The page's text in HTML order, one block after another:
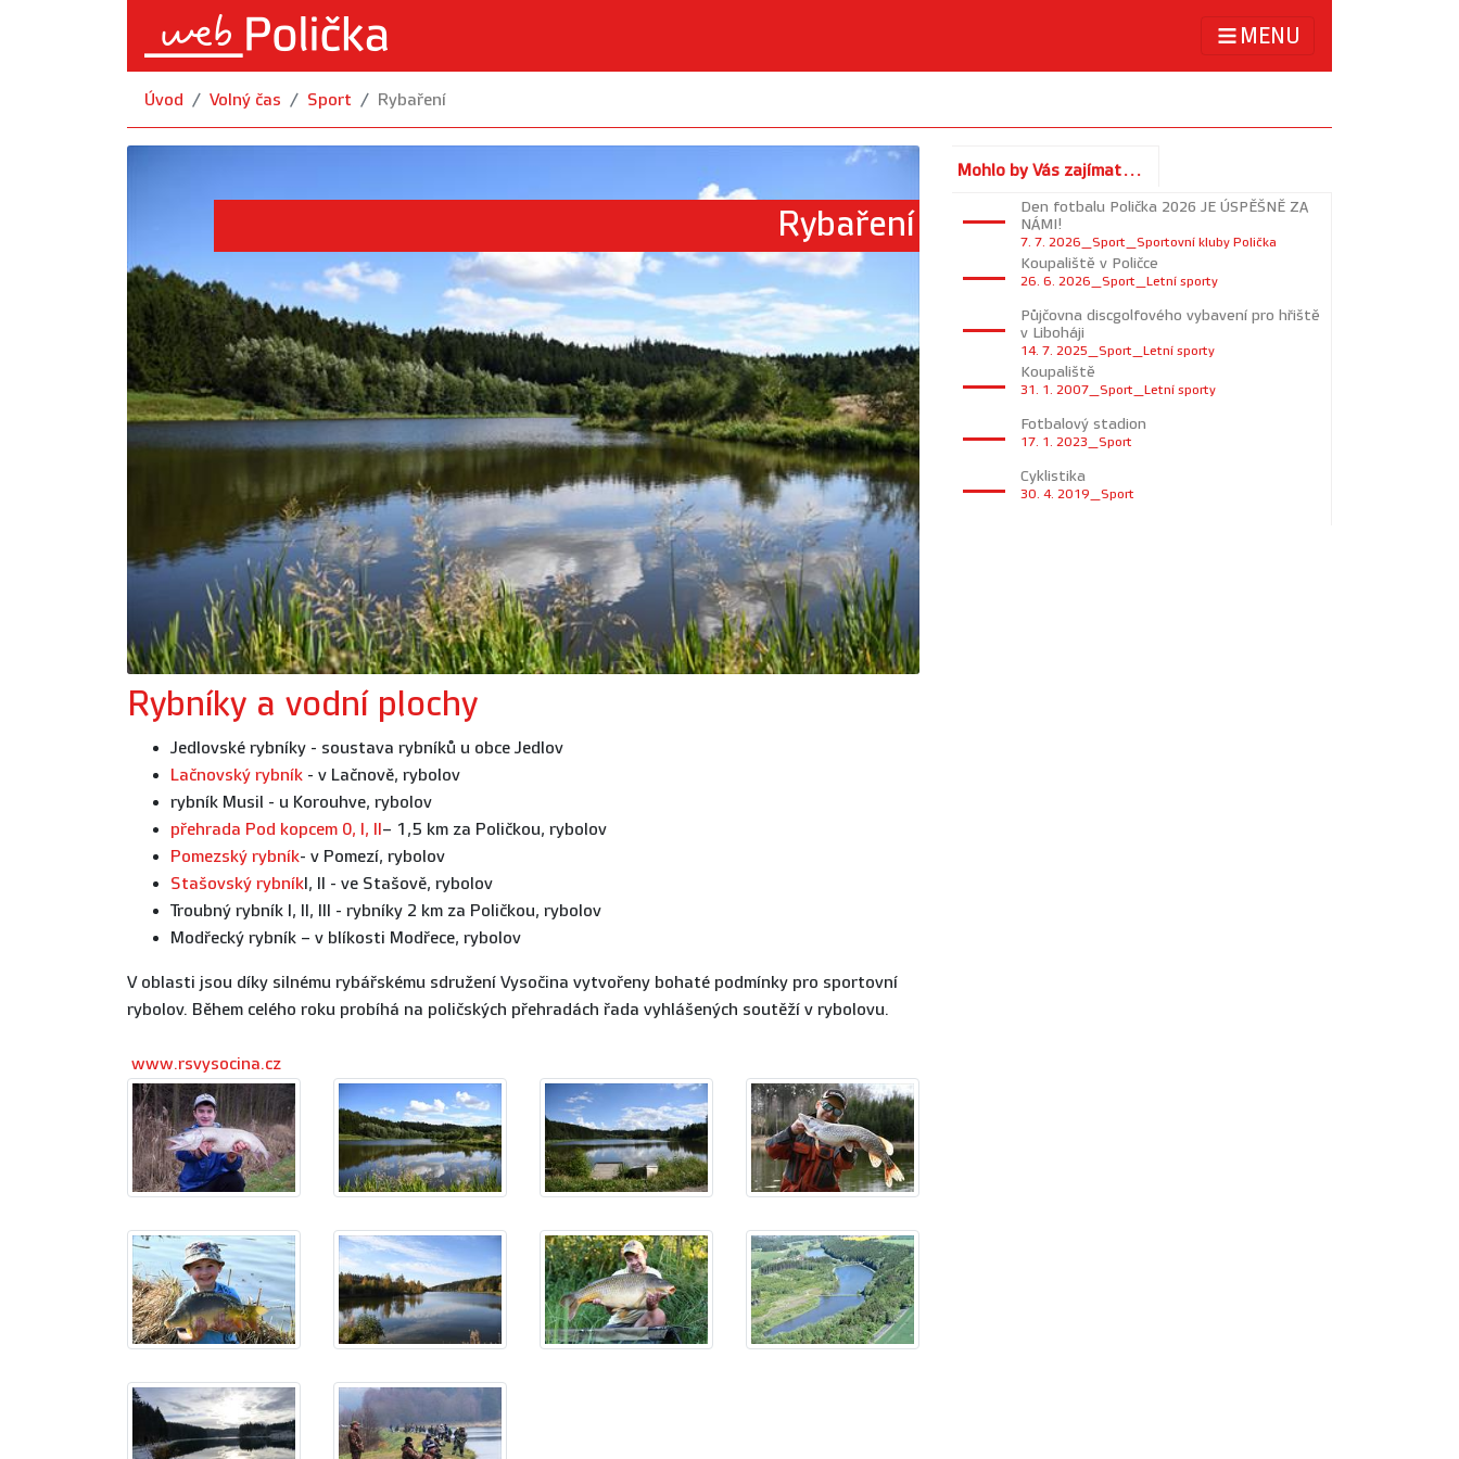
MENU
Úvod Volný čas Sport Rybaření
Rybaření
Rybníky a vodní plochy
Jedlovské rybníky - soustava rybníků u obce Jedlov
Lačnovský rybník - v Lačnově, rybolov
rybník Musil - u Korouhve, rybolov
přehrada Pod kopcem 0, I, II– 1,5 km za Poličkou, rybolov
Pomezský rybník- v Pomezí, rybolov
Stašovský rybníkI, II - ve Stašově, rybolov
Troubný rybník I, II, III - rybníky 2 km za Poličkou, rybolov
Modřecký rybník – v blíkosti Modřece, rybolov
V oblasti jsou díky silnému rybářskému sdružení Vysočina vytvořeny bohaté podmínky pro sportovní
rybolov. Během celého roku probíhá na poličských přehradách řada vyhlášených soutěží v rybolovu.
www.rsvysocina.cz
Mohlo by Vás zajímat...
Den fotbalu Polička 2026 JE ÚSPĚŠNĚ ZA
NÁMI!
7. 7. 2026_Sport_Sportovní kluby Polička
Koupaliště v Poličce
26. 6. 2026_Sport_Letní sporty
Půjčovna discgolfového vybavení pro hřiště
v Liboháji
14. 7. 2025_Sport_Letní sporty
Koupaliště
31. 1. 2007_Sport_Letní sporty
Fotbalový stadion
17. 1. 2023_Sport
Cyklistika
30. 4. 2019_Sport